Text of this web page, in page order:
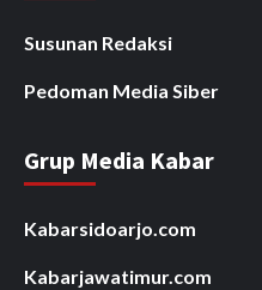
Susunan Redaksi
Pedoman Media Siber
Grup Media Kabar
Kabarsidoarjo.com
Kabarjawatimur.com